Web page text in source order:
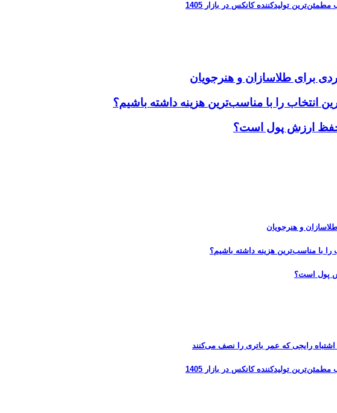
برای طلاسازان و هنرجویان
انتخاب را با مناسب‌ترین هزینه داشته باشیم؟
حفظ ارزش پول است؟
و هنرجویان
با مناسب‌ترین هزینه داشته باشیم؟
پول است؟